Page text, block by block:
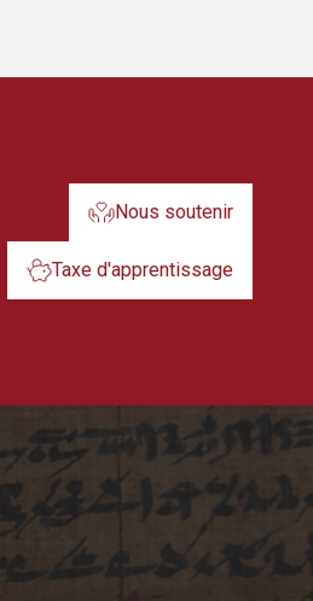
Nous soutenir
Taxe d'apprentissage